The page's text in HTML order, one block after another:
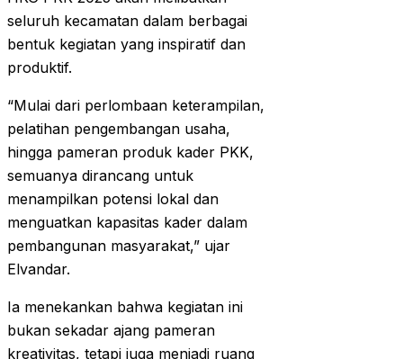
seluruh kecamatan dalam berbagai
bentuk kegiatan yang inspiratif dan
produktif.
“Mulai dari perlombaan keterampilan,
pelatihan pengembangan usaha,
hingga pameran produk kader PKK,
semuanya dirancang untuk
menampilkan potensi lokal dan
menguatkan kapasitas kader dalam
pembangunan masyarakat,” ujar
Elvandar.
Ia menekankan bahwa kegiatan ini
bukan sekadar ajang pameran
kreativitas, tetapi juga menjadi ruang